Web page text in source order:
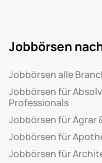
Jobbörsen
Jobbörsen alle
Jobbörsen für
Professionals
Jobbörsen für Agrar
Jobbörsen für
Jobbörsen für